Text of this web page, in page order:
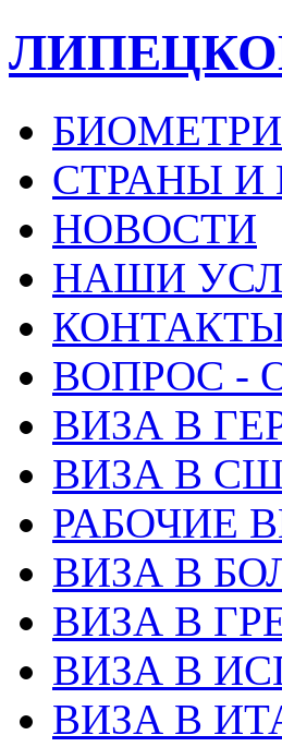
СТРАНЫ И
НОВОСТИ
НАШИ
ВОПРОС -
ВИЗА В
ВИЗА В
РАБОЧИЕ
ВИЗА В
ВИЗА В
ВИЗА В
ВИЗА В